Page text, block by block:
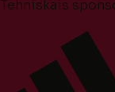
Tehniskais